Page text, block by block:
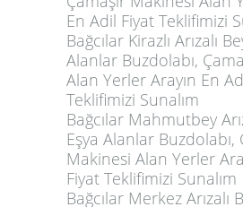
En Adil Fiyat Teklifimizi
Bağcılar Kirazlı Arızalı
Alanlar Buzdolabı,
Alan Yerler Arayın En
Teklifimizi Sunalım
Bağcılar Mahmutbey
Eşya Alanlar Buzdolabı,
Makinesi Alan Yerler
Fiyat Teklifimizi Sunalım
Bağcılar Merkez Arızalı